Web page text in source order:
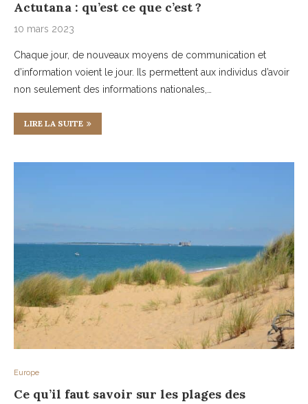
Actutana : qu’est ce que c’est ?
10 mars 2023
Chaque jour, de nouveaux moyens de communication et
d’information voient le jour. Ils permettent aux individus d’avoir
non seulement des informations nationales,…
LIRE LA SUITE
Europe
Ce qu’il faut savoir sur les plages des